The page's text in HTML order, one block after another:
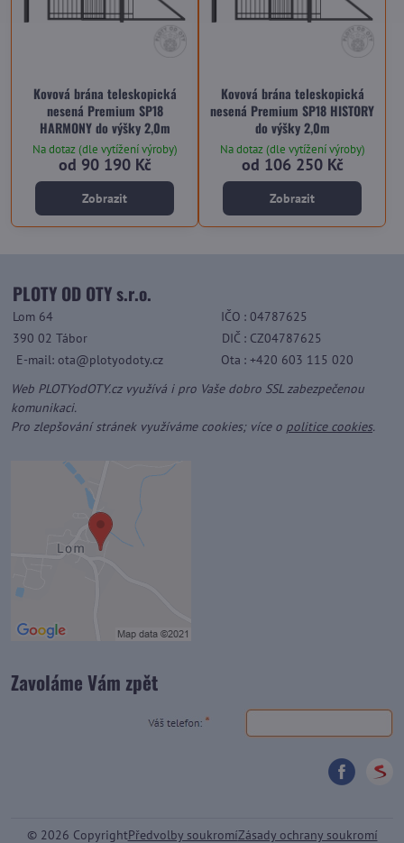
Kovová brána teleskopická
nesená Premium SP18
HARMONY do výšky 2,0m
Na dotaz (dle vytížení výroby)
od 90 190 Kč
Zobrazit
Kovová brána teleskopická
nesená Premium SP18 HISTORY
do výšky 2,0m
Na dotaz (dle vytížení výroby)
od 106 250 Kč
Zobrazit
PLOTY OD OTY s.r.o.
Lom 64 IČO : 04787625
390 02 Tábor
DIČ : CZ04787625
E-mail: ota@plotyodoty.cz
Ota : +420 603 115 020
Web PLOTYodOTY.cz využívá i pro Vaše dobro SSL zabezpečenou
komunikaci.
Pro zlepšování stránek využíváme cookies; více o politice cookies.
Zavoláme Vám zpět
© 2026 CopyrightPředvolby soukromíZásady ochrany soukromí